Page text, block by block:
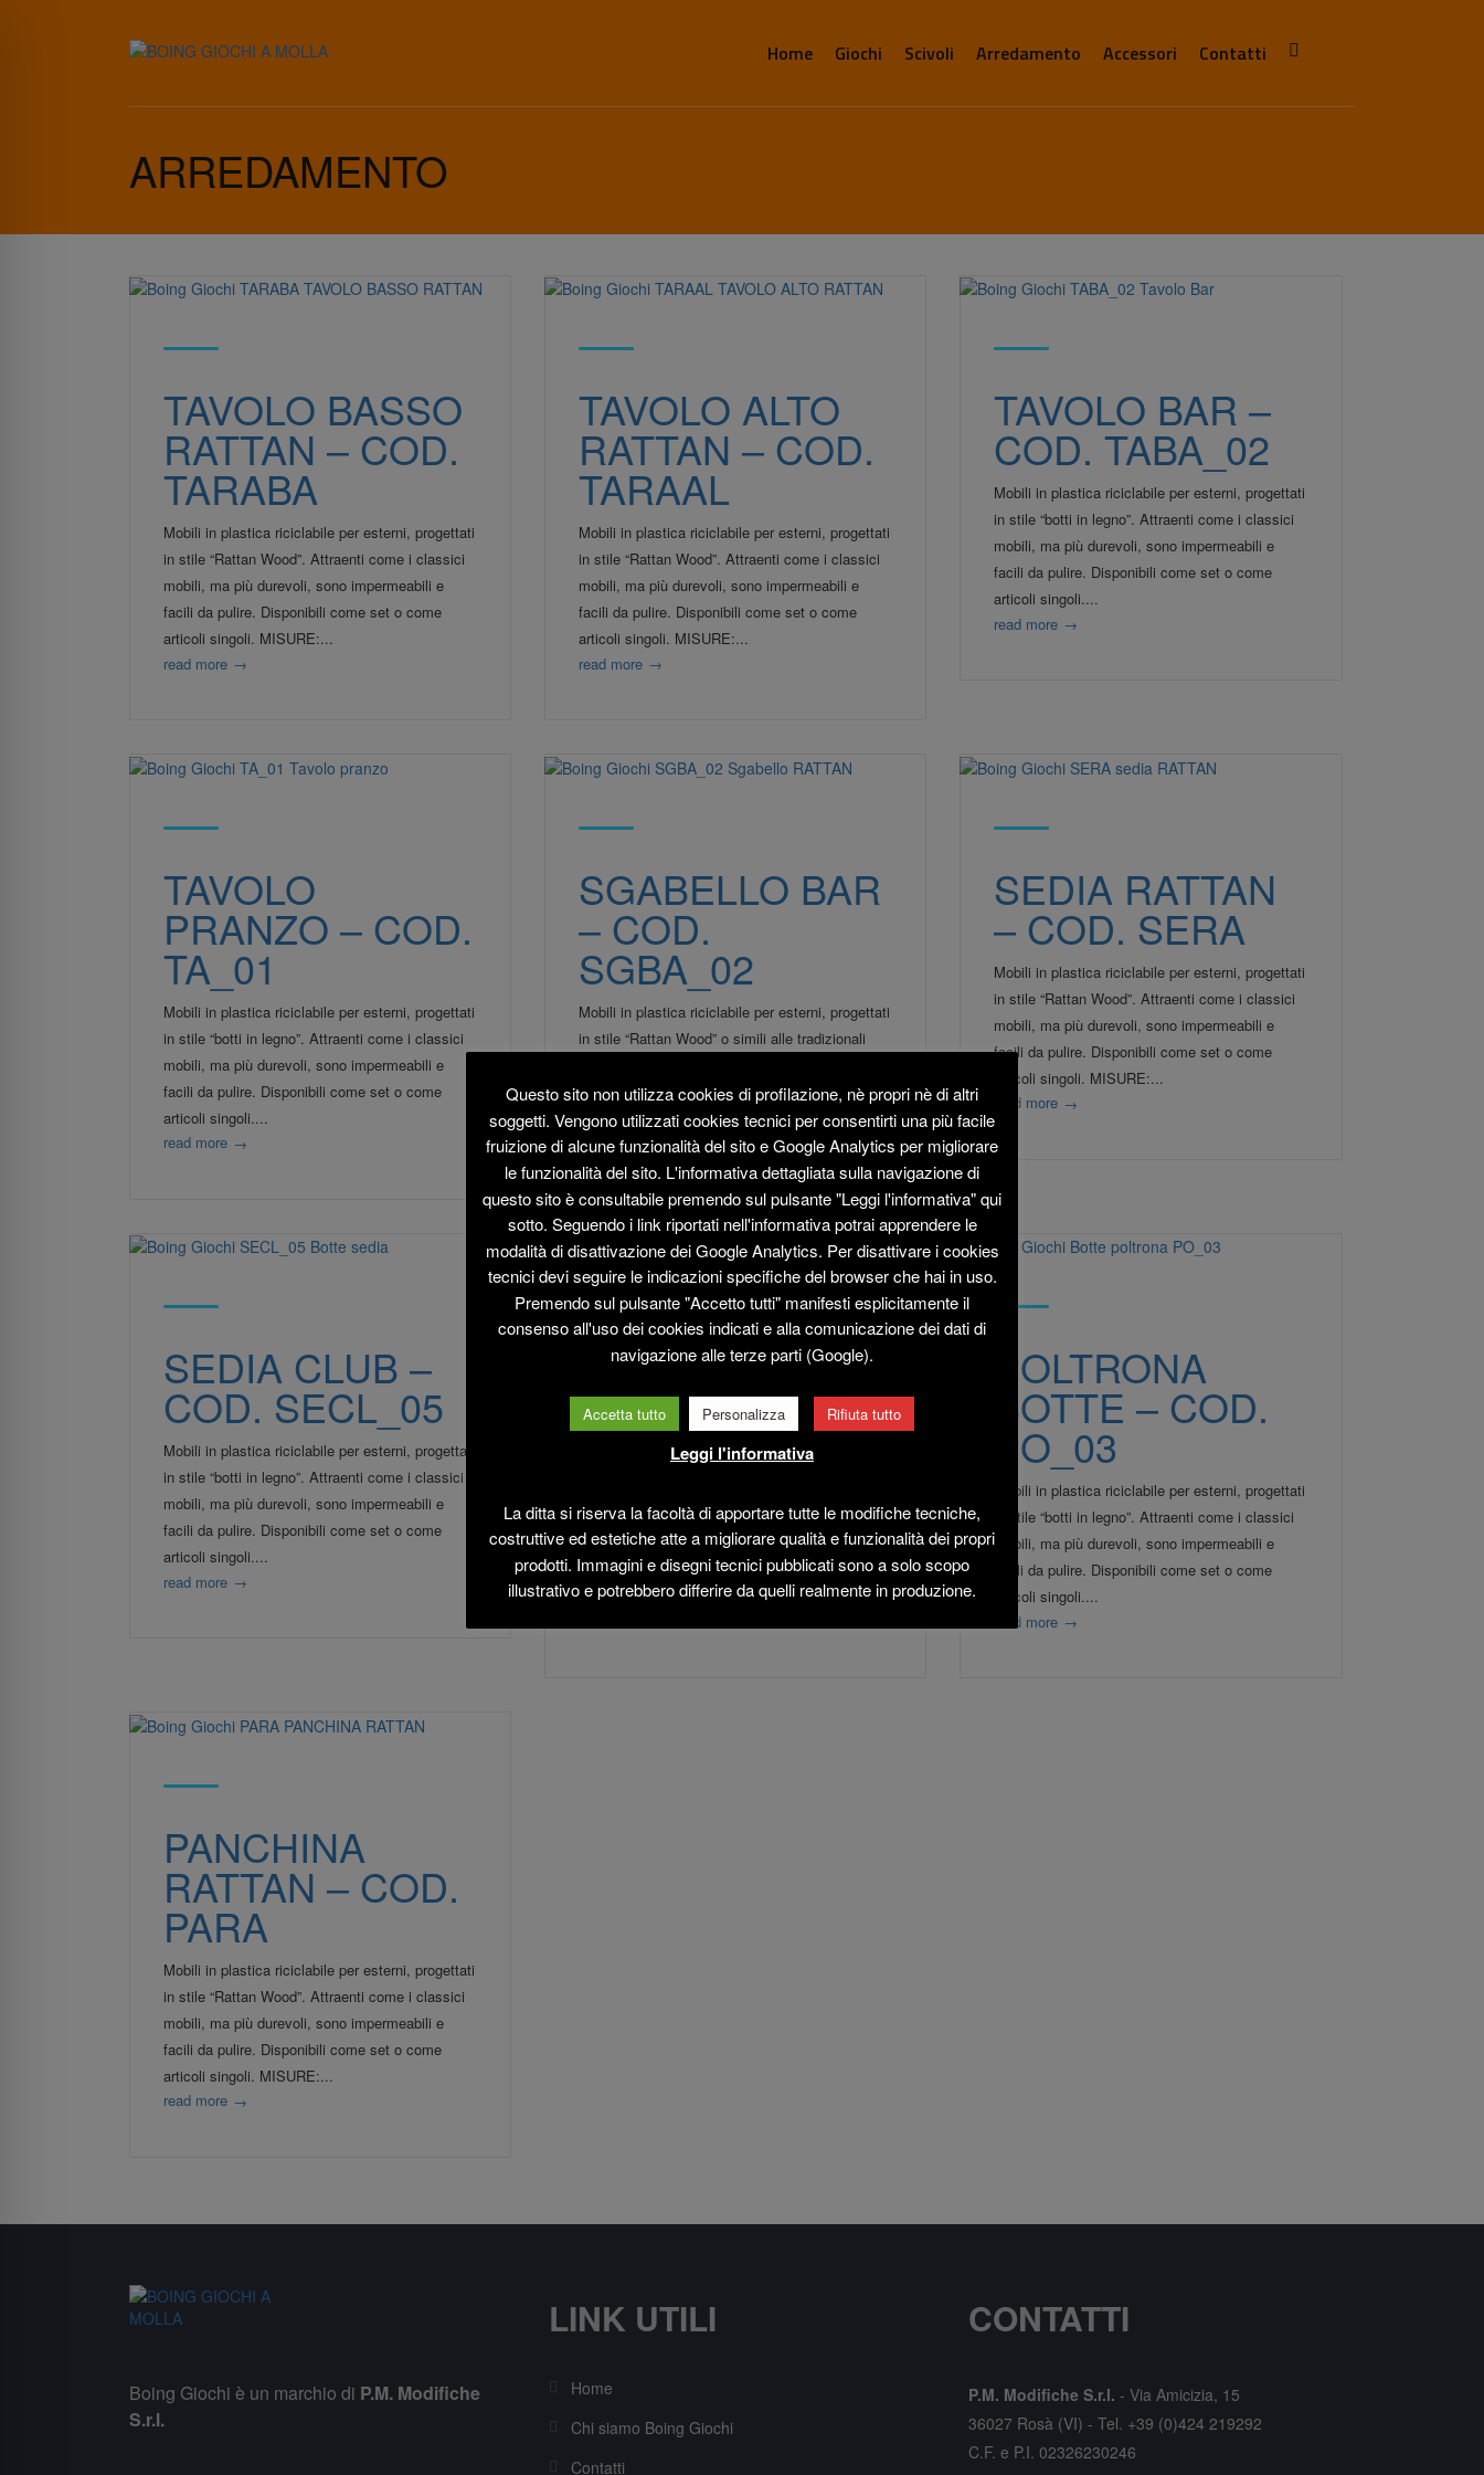
Home Giochi Scivoli Arredamento Accessori Contatti
ARREDAMENTO
TAVOLO BASSO
RATTAN – COD.
TARABA
Mobili in plastica riciclabile per esterni, progettati
in stile “Rattan Wood”. Attraenti come i classici
mobili, ma più durevoli, sono impermeabili e
facili da pulire. Disponibili come set o come
articoli singoli. MISURE:...
read more →
TAVOLO ALTO
RATTAN – COD.
TARAAL
Mobili in plastica riciclabile per esterni, progettati
in stile “Rattan Wood”. Attraenti come i classici
mobili, ma più durevoli, sono impermeabili e
facili da pulire. Disponibili come set o come
articoli singoli. MISURE:...
read more →
TAVOLO BAR –
COD. TABA_02
Mobili in plastica riciclabile per esterni, progettati
in stile “botti in legno”. Attraenti come i classici
mobili, ma più durevoli, sono impermeabili e
facili da pulire. Disponibili come set o come
articoli singoli....
read more →
TAVOLO
PRANZO – COD.
TA_01
Mobili in plastica riciclabile per esterni, progettati
in stile “botti in legno”. Attraenti come i classici
mobili, ma più durevoli, sono impermeabili e
facili da pulire. Disponibili come set o come
articoli singoli....
read more →
SGABELLO BAR
– COD.
SGBA_02
Mobili in plastica riciclabile per esterni, progettati
in stile “Rattan Wood” o simili alle tradizionali
ma più durevoli, sono impermeabili e facili da
pulire. Disponibili...
read more →
SEDIA RATTAN
– COD. SERA
Mobili in plastica riciclabile per esterni, progettati
in stile “Rattan Wood”. Attraenti come i classici
mobili, ma più durevoli, sono impermeabili e
facili da pulire. Disponibili come set o come
articoli singoli. MISURE:...
read more →
SEDIA CLUB –
COD. SECL_05
Mobili in plastica riciclabile per esterni, progettati
in stile “botti in legno”. Attraenti come i classici
mobili, ma più durevoli, sono impermeabili e
facili da pulire. Disponibili come set o come
articoli singoli....
read more →
SGABELLO
BOTTE – COD.
SE_03
in stile “botti in legno”. Attraenti come i classici
mobili, ma più durevoli, sono impermeabili e
facili da pulire. Disponibili come set o come
articoli singoli....
POLTRONA
BOTTE – COD.
PO_03
Mobili in plastica riciclabile per esterni, progettati
in stile “botti in legno”. Attraenti come i classici
mobili, ma più durevoli, sono impermeabili e
facili da pulire. Disponibili come set o come
articoli singoli....
read more →
PANCHINA
RATTAN – COD.
PARA
Mobili in plastica riciclabile per esterni, progettati
in stile “Rattan Wood”. Attraenti come i classici
mobili, ma più durevoli, sono impermeabili e
facili da pulire. Disponibili come set o come
articoli singoli. MISURE:...
read more →
Boing Giochi è un marchio di P.M. Modifiche
S.r.l.
LINK UTILI
Home
Chi siamo Boing Giochi
Contatti
CONTATTI
P.M. Modifiche S.r.l. - Via Amicizia, 15
36027 Rosà (VI) - Tel. +39 (0)424 219292
C.F. e P.I. 02326230246
Questo sito non utilizza cookies di profilazione, nè propri nè di altri
soggetti. Vengono utilizzati cookies tecnici per consentirti una più facile
fruizione di alcune funzionalità del sito e Google Analytics per migliorare
le funzionalità del sito. L'informativa dettagliata sulla navigazione di
questo sito è consultabile premendo sul pulsante "Leggi l'informativa" qui
sotto. Seguendo i link riportati nell'informativa potrai apprendere le
modalità di disattivazione dei Google Analytics. Per disattivare i cookies
tecnici devi seguire le indicazioni specifiche del browser che hai in uso.
Premendo sul pulsante "Accetto tutti" manifesti esplicitamente il
consenso all'uso dei cookies indicati e alla comunicazione dei dati di
navigazione alle terze parti (Google).
Accetta tutto Personalizza Rifiuta tutto
Leggi l'informativa
La ditta si riserva la facoltà di apportare tutte le modifiche tecniche,
costruttive ed estetiche atte a migliorare qualità e funzionalità dei propri
prodotti. Immagini e disegni tecnici pubblicati sono a solo scopo
illustrativo e potrebbero differire da quelli realmente in produzione.